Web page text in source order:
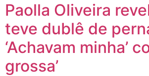
Paolla Oliveira
teve dublê de
‘Achavam minha’
grossa’